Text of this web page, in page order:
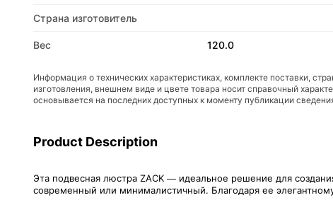
Страна изготовитель
Вес 120.0
Информация о технических характеристиках, комплекте поставки,
изготовления, внешнем виде и цвете товара носит справочный
основывается на последних доступных к моменту публикации
Product Description
Эта подвесная люстра ZACK — идеальное решение для
современный или минималистичный. Благодаря ее